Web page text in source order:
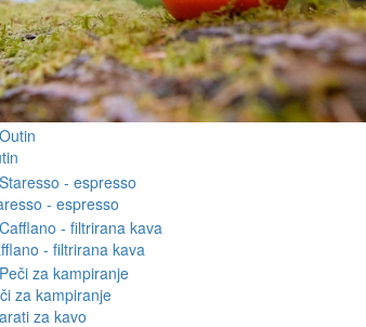
- espresso
- filtrirana kava
za kampiranje
za kavo